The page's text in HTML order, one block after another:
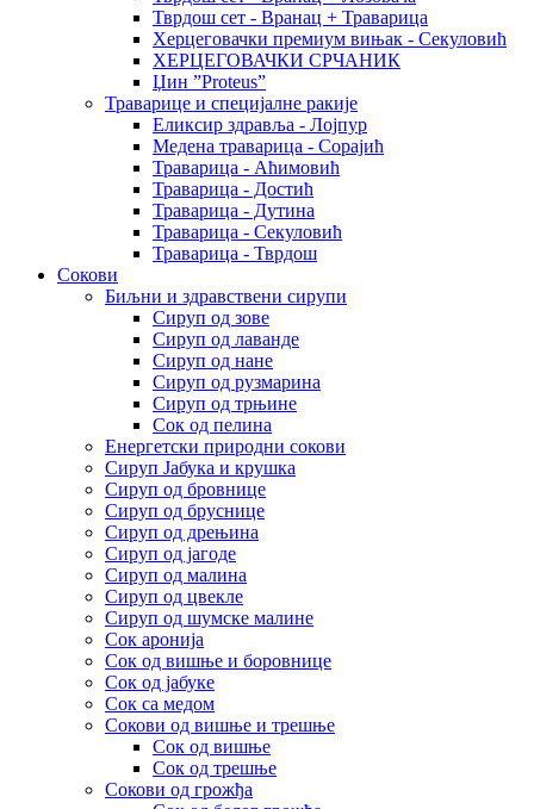
Тврдош сет - Вранац + Траварица
Херцеговачки премиум вињак - Секуловић
ХЕРЦЕГОВАЧКИ СРЧАНИК
Џин ”Proteus”
Траварице и специјалне ракије
Еликсир здравља - Лојпур
Медена траварица - Сорајић
Траварица - Аћимовић
Траварица - Достић
Траварица - Дутина
Траварица - Секуловић
Траварица - Тврдош
Сокови
Биљни и здравствени сирупи
Сируп од зове
Сируп од лаванде
Сируп од нане
Сируп од рузмарина
Сируп од трњине
Сок од пелина
Енергетски природни сокови
Сируп Јабука и крушка
Сируп од бровнице
Сируп од бруснице
Сируп од дрењина
Сируп од јагоде
Сируп од малина
Сируп од цвекле
Сируп од шумске малине
Сок аронија
Сок од вишње и боровнице
Сок од јабуке
Сок са медом
Сокови од вишње и трешње
Сок од вишње
Сок од трешње
Сокови од грожђа